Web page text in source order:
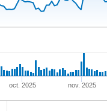
oct. 2025 nov. 2025